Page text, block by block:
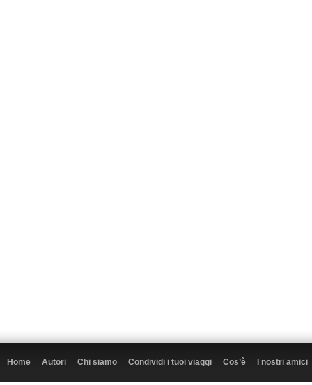
Home Autori Chi siamo Condividi i tuoi viaggi Cos’è I nostri amici